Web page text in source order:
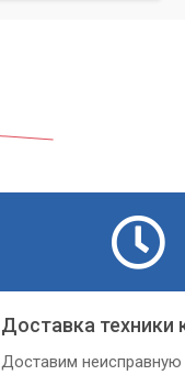
Доставка техники
Доставим неисправную